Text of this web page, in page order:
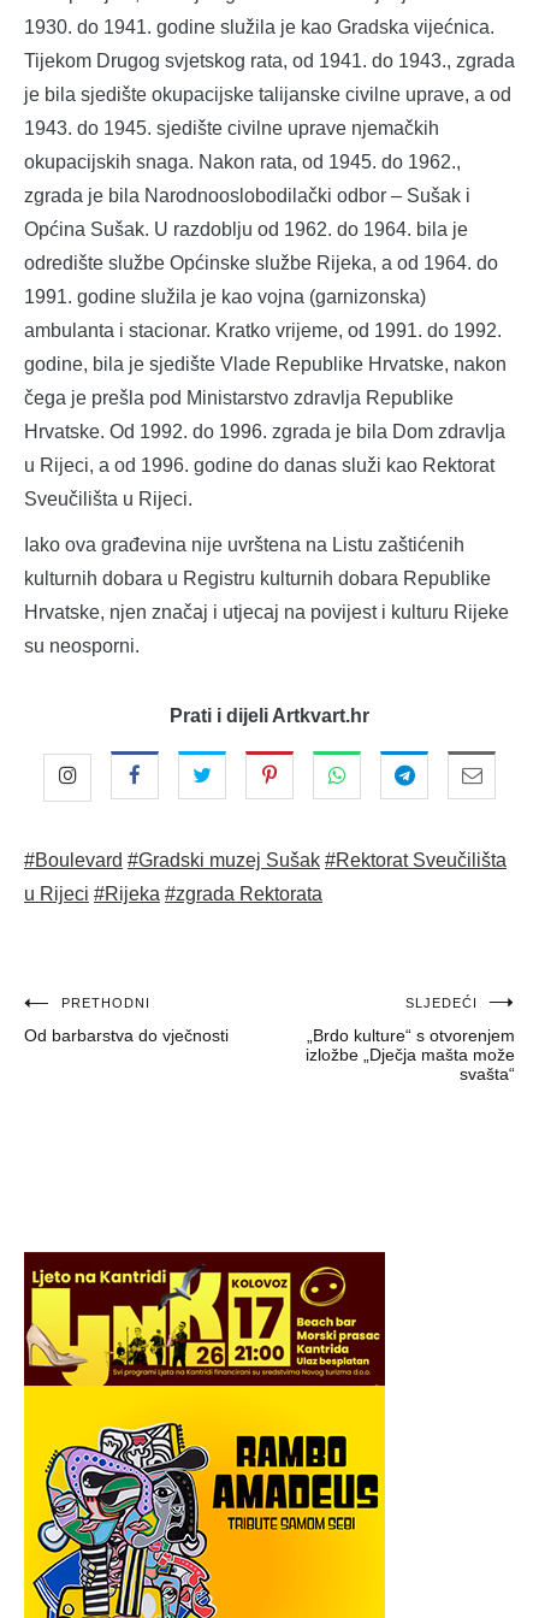
1930. do 1941. godine služila je kao Gradska vijećnica.
Tijekom Drugog svjetskog rata, od 1941. do 1943., zgrada
je bila sjedište okupacijske talijanske civilne uprave, a od
1943. do 1945. sjedište civilne uprave njemačkih
okupacijskih snaga. Nakon rata, od 1945. do 1962.,
zgrada je bila Narodnooslobodilački odbor – Sušak i
Općina Sušak. U razdoblju od 1962. do 1964. bila je
odredište službe Općinske službe Rijeka, a od 1964. do
1991. godine služila je kao vojna (garnizonska)
ambulanta i stacionar. Kratko vrijeme, od 1991. do 1992.
godine, bila je sjedište Vlade Republike Hrvatske, nakon
čega je prešla pod Ministarstvo zdravlja Republike
Hrvatske. Od 1992. do 1996. zgrada je bila Dom zdravlja
u Rijeci, a od 1996. godine do danas služi kao Rektorat
Sveučilišta u Rijeci.
Iako ova građevina nije uvrštena na Listu zaštićenih
kulturnih dobara u Registru kulturnih dobara Republike
Hrvatske, njen značaj i utjecaj na povijest i kulturu Rijeke
su neosporni.
Prati i dijeli Artkvart.hr
#Boulevard #Gradski muzej Sušak #Rektorat Sveučilišta
u Rijeci #Rijeka #zgrada Rektorata
Navigacija
objava
PRETHODNI
Od barbarstva do vječnosti
SLJEDEĆI
„Brdo kulture“ s otvorenjem
izložbe „Dječja mašta može
svašta“